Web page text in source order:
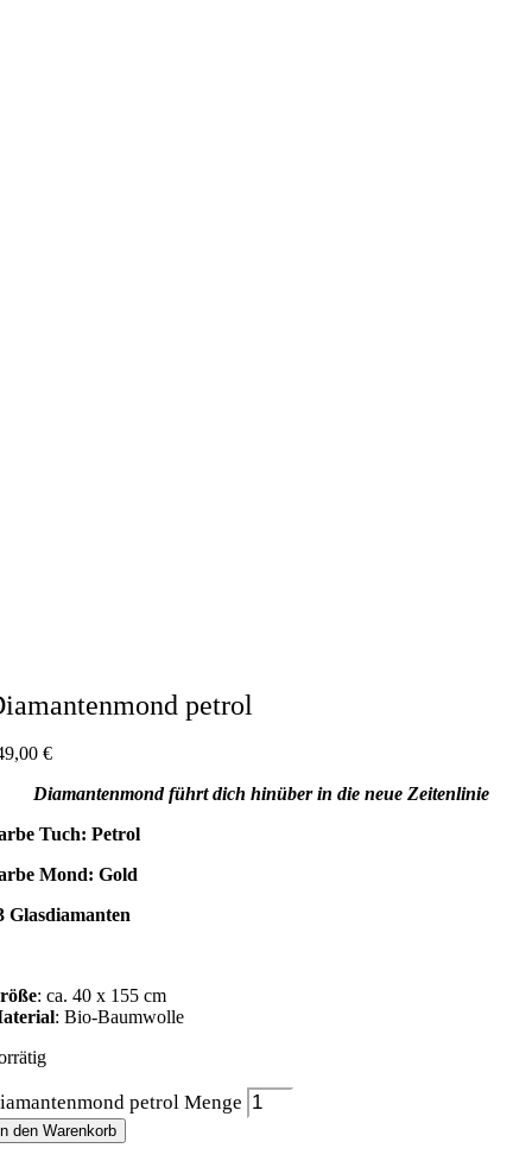
petrol
€
Diamantenmond führt dich hinüber in die neue Zeitenlinie
Tuch: Petrol
Mond: Gold
Glasdiamanten
: ca. 40 x 155 cm
: Bio-Baumwolle
petrol Menge
den Warenkorb